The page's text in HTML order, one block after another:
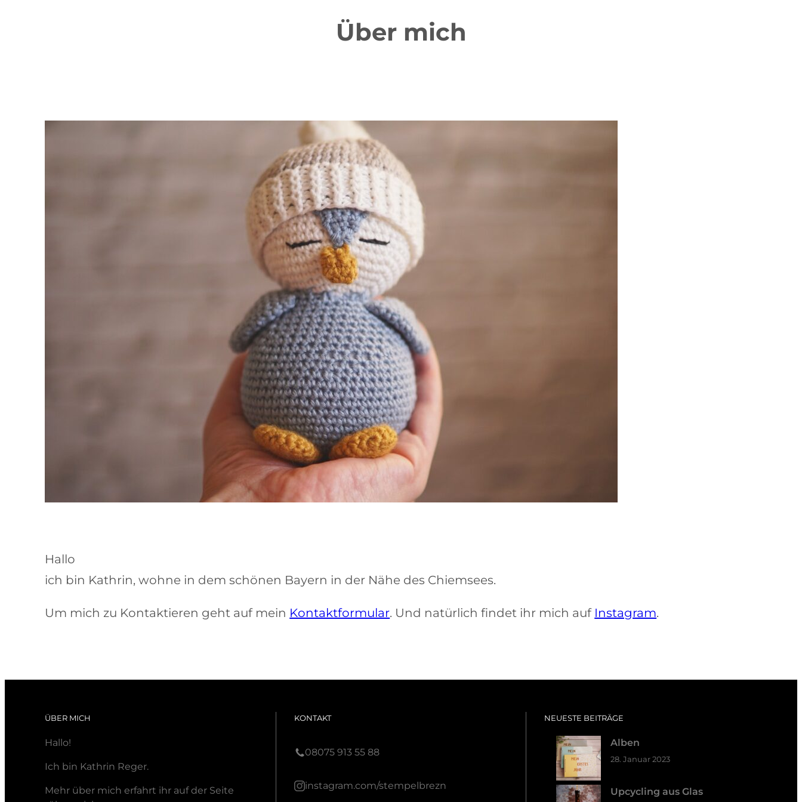
Über mich
Hallo
ich bin Kathrin, wohne in dem schönen Bayern in der Nähe des Chiemsees.
Um mich zu Kontaktieren geht auf mein Kontaktformular. Und natürlich findet ihr mich auf Instagram.
ÜBER MICH
Hallo!
Ich bin Kathrin Reger.
Mehr über mich erfahrt ihr auf der Seite
KONTAKT
08075 913 55 88
instagram.com/stempelbrezn
NEUESTE BEITRÄGE
Alben
28. Januar 2023
Upcycling aus Glas